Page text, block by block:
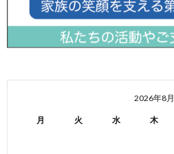
2026年8月
月 火 水 木